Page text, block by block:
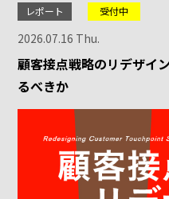
レポート 受付中
2026.07.16 Thu.
顧客接点戦略のリデザイ
るべきか